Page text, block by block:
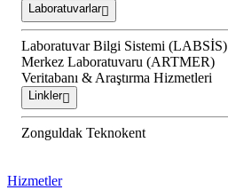
Laboratuvarlar
Laboratuvar Bilgi Sistemi (LABSİS)
Merkez Laboratuvaru (ARTMER)
Veritabanı & Araştırma Hizmetleri
Linkler
Zonguldak Teknokent
Hizmetler